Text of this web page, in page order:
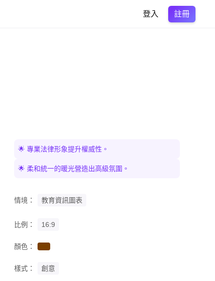
登入 註冊
🌟 專業法律形象提升權威性。
🌟 柔和統一的暖光營造出高級氛圍。
情境： 教育資訊圖表
比例： 16:9
顏色： brown
樣式： 創意